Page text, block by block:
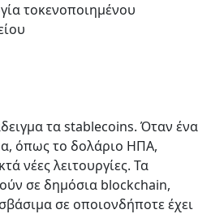
τοκενοποιημένου
τα stablecoins. Όταν ένα
όπως το δολάριο ΗΠΑ,
νέες λειτουργίες. Τα
σε δημόσια blockchain,
σε οποιονδήποτε έχει